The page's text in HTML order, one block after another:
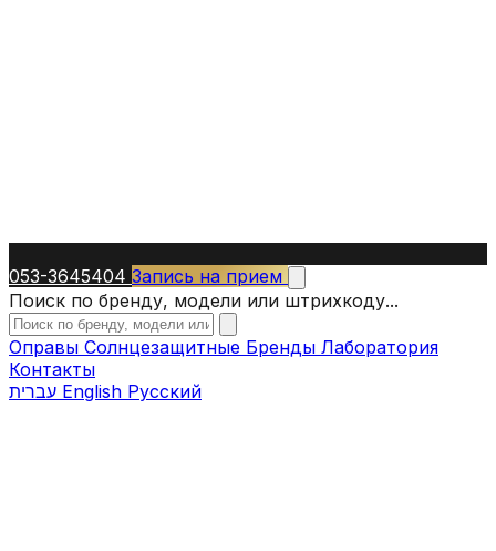
053-3645404 Запись на прием
Поиск по бренду, модели или штрихкоду...
Оправы Солнцезащитные Бренды Лаборатория
Контакты
English Русский